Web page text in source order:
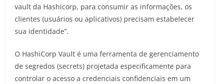
vault da Hashicorp, para consumir as informações, os
clientes (usuários ou aplicativos) precisam estabelecer
sua identidade”.
O HashiCorp Vault é uma ferramenta de gerenciamento
de segredos (secrets) projetada especificamente para
controlar o acesso a credenciais confidenciais em um